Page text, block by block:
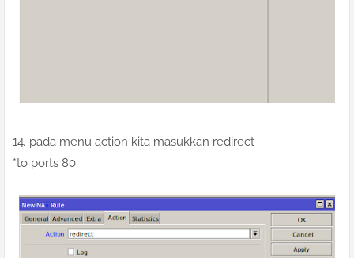
14. pada menu action kita masukkan redirect
*to ports 80